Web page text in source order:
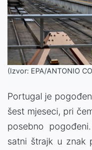
(Izvor: EPA/ANTONIO
Portugal je
šest mjeseci, pri
posebno
satni štrajk u znak